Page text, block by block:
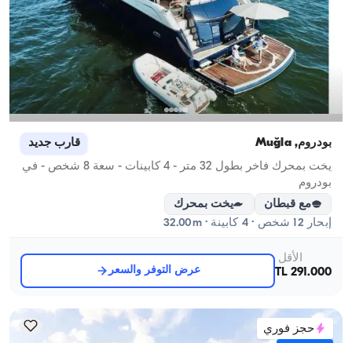
بودروم, Muğla قارب جديد
يخت بمحرك فاخر بطول 32 متر - 4 كابينات - سعة 8 شخص - في
بودروم
مع قبطان
يخت بمحرك
إبحار 12 شخص · 4 كابينة · 32.00m
الأقل
291.000 TL
عرض التوفر والسعر
حجز فوري